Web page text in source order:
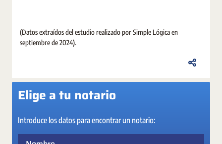
(Datos extraídos del estudio realizado por Simple Lógica en
septiembre de 2024).
Elige a tu notario
Introduce los datos para encontrar un notario: